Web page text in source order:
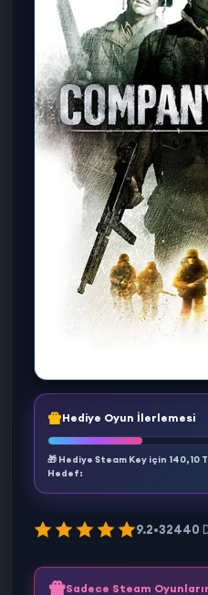
Hediye Oyun İlerlemesi
🎁 Hediye Steam Key için 140,10
Hedef:
9.2•32440
Sadece Steam